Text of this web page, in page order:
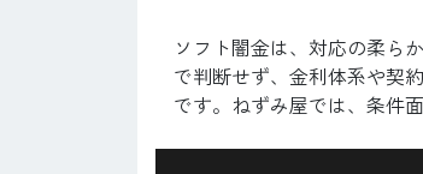
ソフト闇金は、対応の柔ら
で判断せず、金利体系や契
です。ねずみ屋では、条件